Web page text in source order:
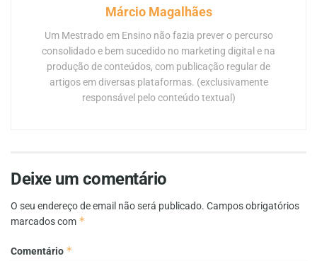
Márcio Magalhães
Um Mestrado em Ensino não fazia prever o percurso
consolidado e bem sucedido no marketing digital e na
produção de conteúdos, com publicação regular de
artigos em diversas plataformas. (exclusivamente
responsável pelo conteúdo textual)
Deixe um comentário
O seu endereço de email não será publicado. Campos obrigatórios
marcados com *
Comentário *